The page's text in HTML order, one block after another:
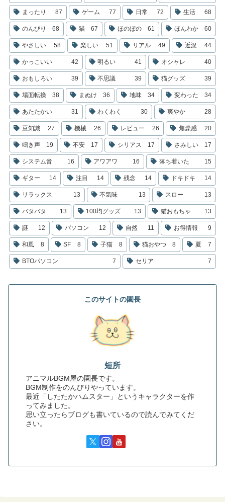
まったり 87 ゲーム 77 日常 72 生活 68
のんびり 68 猫 67 ほのぼの 61 ほんわか 60
やさしい 58 楽しい 51 リアル 49 近況 44
かっこいい 42 明るい 41 オシャレ 40
おもしろい 39 不思議 39 猫グッズ 39
場面転換 38 まぬけ 36 地味 34 変わった 34
あたたかい 31 わくわく 30 爽やか 28
豆知識 27 機械 26 レビュー 26 焦燥感 20
鳴き声 19 不安 17 シリアス 17 さみしい 17
システム音 16 アワアワ 16 落ち着いた 15
ギター 14 注目 14 残念 14 ドキドキ 14
リラックス 13 不気味 13 スロー 13
バタバタ 13 100均グッズ 13 猫おもちゃ 13
謎 12 パソコン 12 自然 11 お得情報 9
和風 8 SF 8 子猫 8 猫おやつ 8 夏 7
BTOパソコン 7 セリア 7
このサイトの園長
短所
アニマルBGM屋の園長です。
BGM制作をのんびりやっています。
最近「したたかハムスター」というキャラクターを作
ってみました。
思い立ったらブログも書いているので読んでみてくだ
さい。